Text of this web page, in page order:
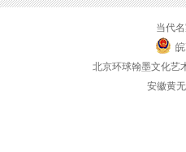
当代
北京环球翰墨文化艺
安徽黄